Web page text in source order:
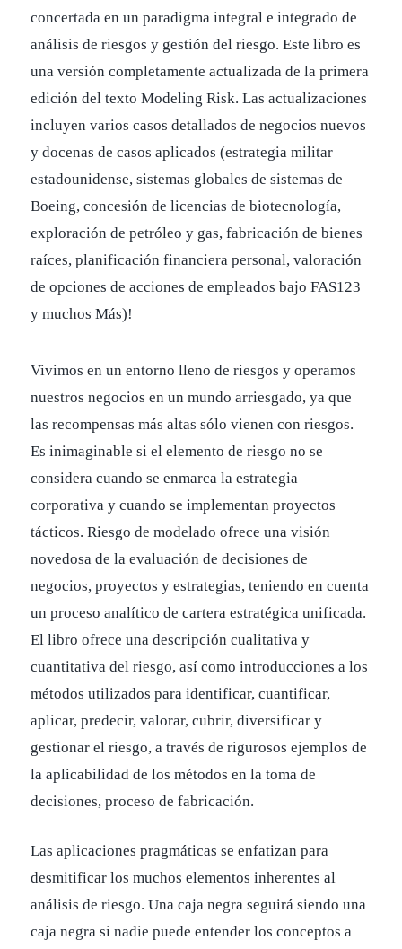
concertada en un paradigma integral e integrado de
análisis de riesgos y gestión del riesgo. Este libro es
una versión completamente actualizada de la primera
edición del texto Modeling Risk. Las actualizaciones
incluyen varios casos detallados de negocios nuevos
y docenas de casos aplicados (estrategia militar
estadounidense, sistemas globales de sistemas de
Boeing, concesión de licencias de biotecnología,
exploración de petróleo y gas, fabricación de bienes
raíces, planificación financiera personal, valoración
de opciones de acciones de empleados bajo FAS123
y muchos Más)!
Vivimos en un entorno lleno de riesgos y operamos
nuestros negocios en un mundo arriesgado, ya que
las recompensas más altas sólo vienen con riesgos.
Es inimaginable si el elemento de riesgo no se
considera cuando se enmarca la estrategia
corporativa y cuando se implementan proyectos
tácticos. Riesgo de modelado ofrece una visión
novedosa de la evaluación de decisiones de
negocios, proyectos y estrategias, teniendo en cuenta
un proceso analítico de cartera estratégica unificada.
El libro ofrece una descripción cualitativa y
cuantitativa del riesgo, así como introducciones a los
métodos utilizados para identificar, cuantificar,
aplicar, predecir, valorar, cubrir, diversificar y
gestionar el riesgo, a través de rigurosos ejemplos de
la aplicabilidad de los métodos en la toma de
decisiones, proceso de fabricación.
Las aplicaciones pragmáticas se enfatizan para
desmitificar los muchos elementos inherentes al
análisis de riesgo. Una caja negra seguirá siendo una
caja negra si nadie puede entender los conceptos a